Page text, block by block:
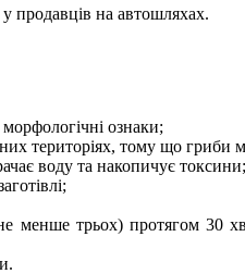
продавців на автошляхах.
ознаки;
територіях, тому що гриби
воду та накопичує токсини;
(не менше трьох) протягом